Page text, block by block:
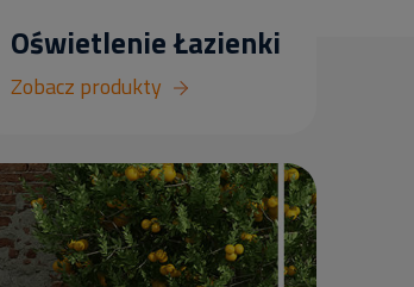
Oświetlenie Łazienki
Zobacz produkty